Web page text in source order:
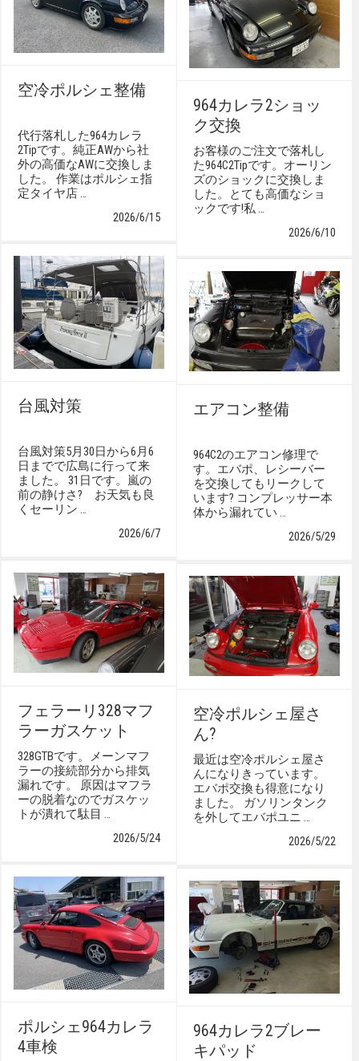
空冷ポルシェ整備
代行落札した964カレラ
2Tipです。純正AWから社
外の高価なAWに交換しま
した。 作業はポルシェ指
定タイヤ店 …
2026/6/15
964カレラ2ショッ
ク交換
お客様のご注文で落札し
た964C2Tipです。オーリン
ズのショックに交換しま
した。とても高価なショ
ックです!私 …
2026/6/10
台風対策
台風対策5月30日から6月6
日までで広島に行って来
ました。 31日です。嵐の
前の静けさ? お天気も良
くセーリン …
2026/6/7
エアコン整備
964C2のエアコン修理で
す。エバポ、レシーバー
を交換してもリークして
います? コンプレッサー本
体から漏れてい …
2026/5/29
フェラーリ328マフ
ラーガスケット
328GTBです。メーンマフ
ラーの接続部分から排気
漏れです。 原因はマフラ
ーの脱着なのでガスケッ
トが潰れて駄目 …
2026/5/24
空冷ポルシェ屋さ
ん?
最近は空冷ポルシェ屋さ
んになりきっています。
エバポ交換も得意になり
ました。 ガソリンタンク
を外してエバポユニ …
2026/5/22
ポルシェ964カレラ
4車検
964カレラ2ブレー
キパッド